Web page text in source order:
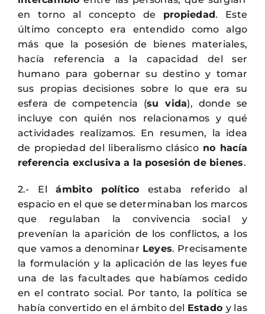
en torno al concepto de propiedad. Este
último concepto era entendido como algo
más que la posesión de bienes materiales,
hacía referencia a la capacidad del ser
humano para gobernar su destino y tomar
sus propias decisiones sobre lo que era su
esfera de competencia (su vida), donde se
incluye con quién nos relacionamos y qué
actividades realizamos. En resumen, la idea
de propiedad del liberalismo clásicono hacía
referencia exclusiva a la posesión de bienes.
2.- Elámbito político estaba referido al
espacio en el que se determinaban los marcos
que regulaban la convivencia social y
prevenían la aparición de los conflictos, a los
que vamos a denominar Leyes. Precisamente
la formulación y la aplicación de las leyes fue
una de las facultades que habíamos cedido
en el contrato social. Por tanto, la política se
había convertido en el ámbito del Estado y las